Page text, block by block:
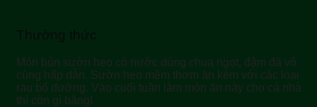
Thưởng thức
Món bún sườn heo có nước dùng chua ngọt, đậm đà vô
cùng hấp dẫn. Sườn heo mềm thơm ăn kèm với các loại
rau bổ dưỡng. Vào cuối tuần làm món ăn này cho cả nhà
thì còn gì bằng!